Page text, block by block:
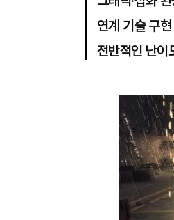
연계 기술 구
전반적인 난이